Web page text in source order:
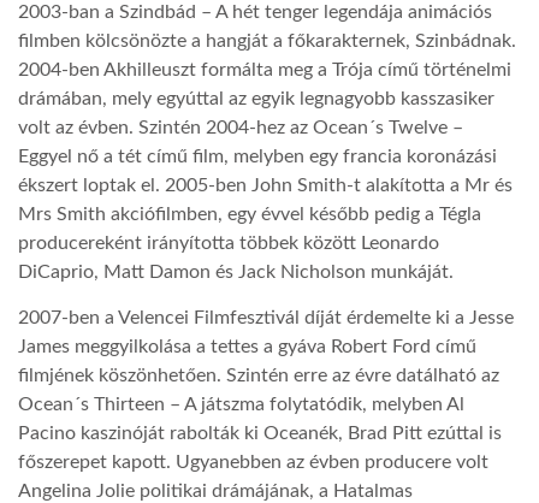
2003-ban a Szindbád – A hét tenger legendája animációs
filmben kölcsönözte a hangját a főkarakternek, Szinbádnak.
2004-ben Akhilleuszt formálta meg a Trója című történelmi
drámában, mely egyúttal az egyik legnagyobb kasszasiker
volt az évben. Szintén 2004-hez az Ocean´s Twelve –
Eggyel nő a tét című film, melyben egy francia koronázási
ékszert loptak el. 2005-ben John Smith-t alakította a Mr és
Mrs Smith akciófilmben, egy évvel később pedig a Tégla
producereként irányította többek között Leonardo
DiCaprio, Matt Damon és Jack Nicholson munkáját.
2007-ben a Velencei Filmfesztivál díját érdemelte ki a Jesse
James meggyilkolása a tettes a gyáva Robert Ford című
filmjének köszönhetően. Szintén erre az évre datálható az
Ocean´s Thirteen – A játszma folytatódik, melyben Al
Pacino kaszinóját rabolták ki Oceanék, Brad Pitt ezúttal is
főszerepet kapott. Ugyanebben az évben producere volt
Angelina Jolie politikai drámájának, a Hatalmas